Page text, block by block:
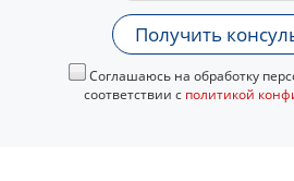
Получить
Соглашаюсь на обработку
соответствии с политикой